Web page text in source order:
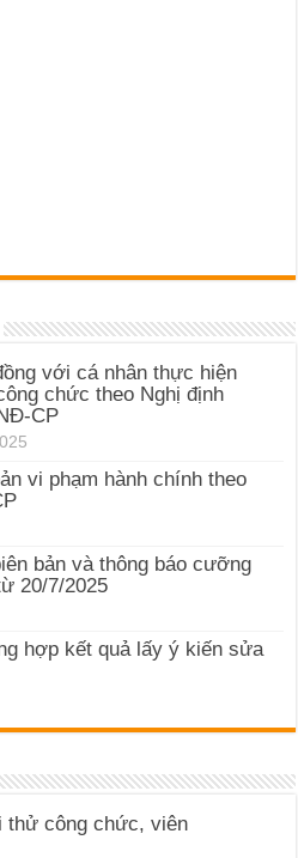
với cá nhân thực hiện
chức theo Nghị định
CP
vi phạm hành chính theo
bản và thông báo cưỡng
20/7/2025
hợp kết quả lấy ý kiến sửa